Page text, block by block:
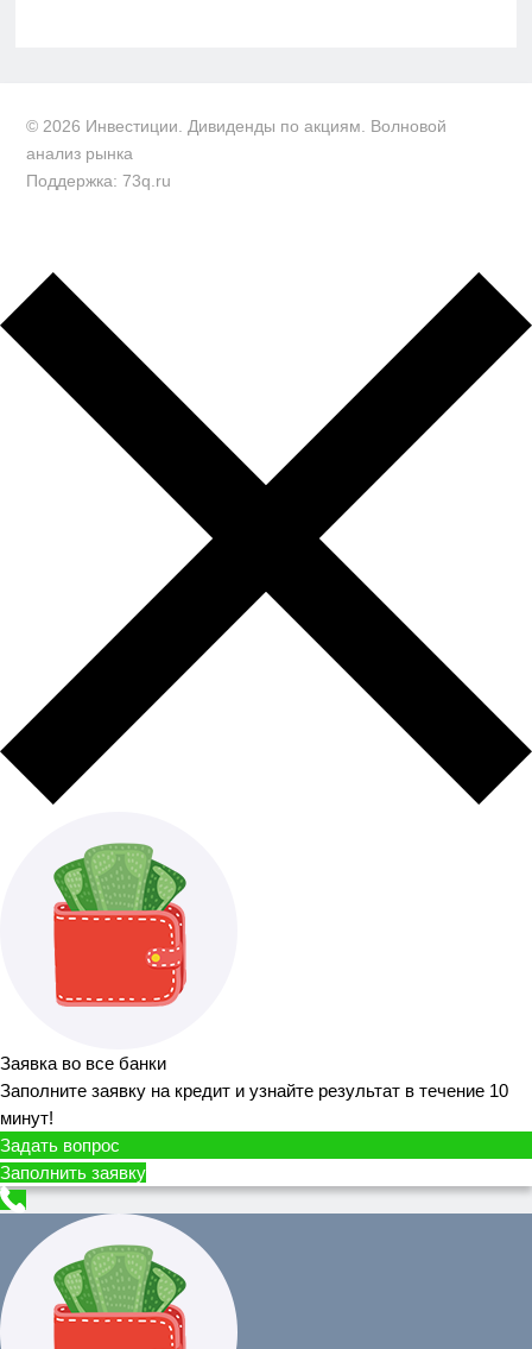
© 2026 Инвестиции. Дивиденды по акциям. Волновой
анализ рынка
Поддержка: 73q.ru
Заявка во все банки
Заполните заявку на кредит и узнайте результат в течение 10
минут!
Задать вопрос
Заполнить заявку